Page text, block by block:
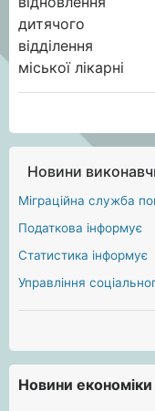
Новини
Міграційна служба
Податкова інформує
Статистика інформує
Управління
Новини економіки